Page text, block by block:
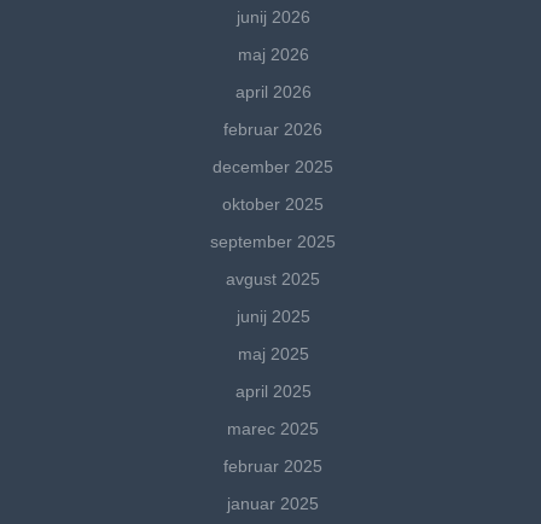
junij 2026
maj 2026
april 2026
februar 2026
december 2025
oktober 2025
september 2025
avgust 2025
junij 2025
maj 2025
april 2025
marec 2025
februar 2025
januar 2025